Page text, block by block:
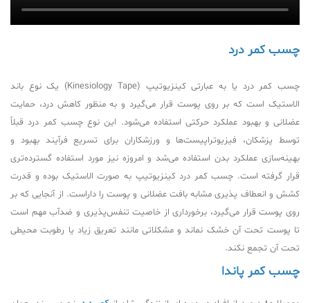
چسب کمر درد
چسب کمر درد یا به عبارتی کینزیوتیپ (Kinesiology Tape) یک نوع باند
الاستیک است که بر روی پوست قرار می‌گیرد و به منظور کاهش درد، حمایت
عضلانی و بهبود عملکرد حرکتی استفاده می‌شود. این نوع چسب کمر درد قبلاً
توسط پزشکان، فیزیوتراپیست‌ها و ورزشکاران برای تسریع فرآیند بهبود و
بهینه‌سازی عملکرد بدن استفاده می‌شد و امروزه نیز مورد استفاده گسترده‌تری
قرار گرفته است. چسب کمر درد کینزیوتیپ به صورت الاستیک بوده و قدرت
کشش و انعطاف پذیری مشابه بافت عضلانی و پوست را داراست. از آنجایی که بر
روی پوست قرار می‌گیرد، برخورداری از خاصیت تنفس‌پذیری و ضدآب مهم است
تا پوست تحت آن خشک نماند و مشکلاتی مانند تعریق زیاد یا رطوبت محیطی
تحت آن تجمع نکند.
چسب کمر پاندا